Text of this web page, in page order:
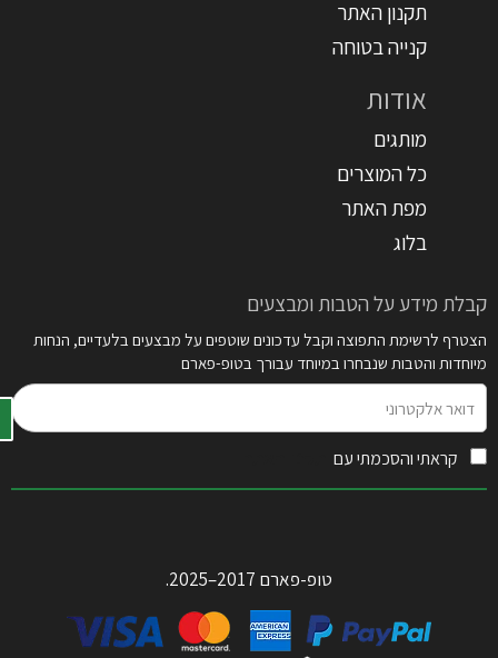
תקנון האתר
קנייה בטוחה
אודות
מותגים
כל המוצרים
מפת האתר
בלוג
קבלת מידע על הטבות ומבצעים
הצטרף לרשימת התפוצה וקבל עדכונים שוטפים על מבצעים בלעדיים, הנחות
מיוחדות והטבות שנבחרו במיוחד עבורך בטופ-פארם
אלקטרוני
קראתי והסכמתי עם
טופ-פארם 2017–2025.